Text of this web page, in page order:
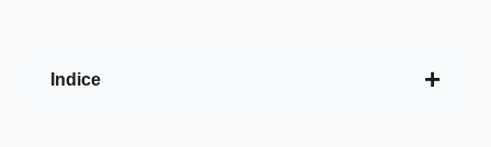
Indice